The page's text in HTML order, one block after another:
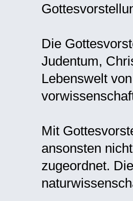
Die
Judentum,
Lebenswelt
Mit
ansonsten
zugeordnet.